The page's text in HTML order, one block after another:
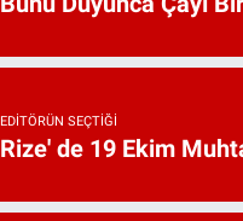
EDITÖRÜN SEÇTIĞI
Rize' de 19 Ekim